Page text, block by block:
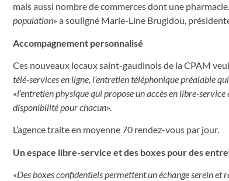
mais aussi nombre de commerces dont une
population» a souligné Marie-Line Brugidou,
Accompagnement personnalisé
Ces nouveaux locaux saint-gaudinois de la CPAM
télé-services en ligne, l’entretien téléphonique préalable
«l’entretien physique qui propose un accès en libre-
disponibilité pour chacun».
L’agence traite en moyenne 70 rendez-vous par jour.
Un espace libre-service et des boxes pour des
«Des boxes confidentiels permettent un échange serein et